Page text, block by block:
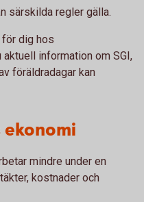
särskilda regler gälla.
dig hos
information om SGI,
föräldradagar kan
mindre under en
kostnader och